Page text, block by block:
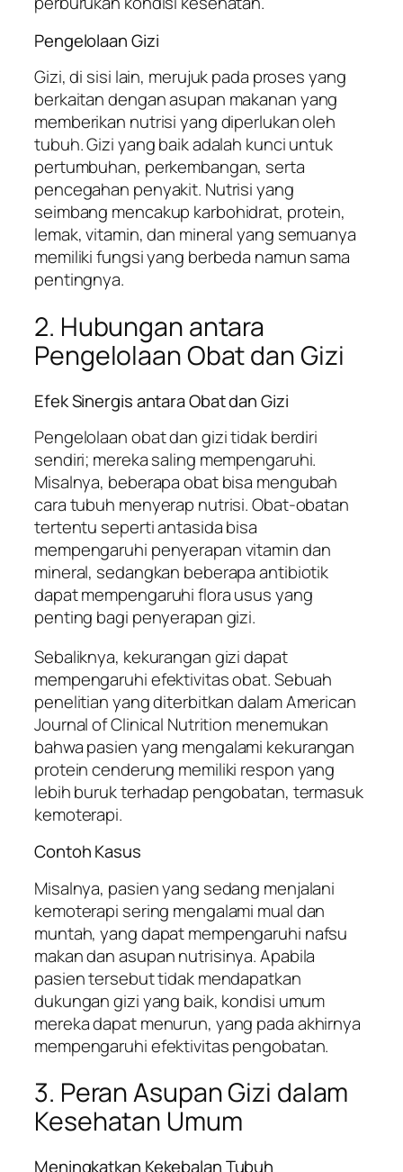
Pengelolaan Gizi
Gizi, di sisi lain, merujuk pada proses yang
berkaitan dengan asupan makanan yang
memberikan nutrisi yang diperlukan oleh
tubuh. Gizi yang baik adalah kunci untuk
pertumbuhan, perkembangan, serta
pencegahan penyakit. Nutrisi yang
seimbang mencakup karbohidrat, protein,
lemak, vitamin, dan mineral yang semuanya
memiliki fungsi yang berbeda namun sama
pentingnya.
2. Hubungan antara
Pengelolaan Obat dan Gizi
Efek Sinergis antara Obat dan Gizi
Pengelolaan obat dan gizi tidak berdiri
sendiri; mereka saling mempengaruhi.
Misalnya, beberapa obat bisa mengubah
cara tubuh menyerap nutrisi. Obat-obatan
tertentu seperti antasida bisa
mempengaruhi penyerapan vitamin dan
mineral, sedangkan beberapa antibiotik
dapat mempengaruhi flora usus yang
penting bagi penyerapan gizi.
Sebaliknya, kekurangan gizi dapat
mempengaruhi efektivitas obat. Sebuah
penelitian yang diterbitkan dalamAmerican
Journal of Clinical Nutrition menemukan
bahwa pasien yang mengalami kekurangan
protein cenderung memiliki respon yang
lebih buruk terhadap pengobatan, termasuk
kemoterapi.
Contoh Kasus
Misalnya, pasien yang sedang menjalani
kemoterapi sering mengalami mual dan
muntah, yang dapat mempengaruhi nafsu
makan dan asupan nutrisinya. Apabila
pasien tersebut tidak mendapatkan
dukungan gizi yang baik, kondisi umum
mereka dapat menurun, yang pada akhirnya
mempengaruhi efektivitas pengobatan.
3. Peran Asupan Gizi dalam
Kesehatan Umum
Meningkatkan Kekebalan Tubuh